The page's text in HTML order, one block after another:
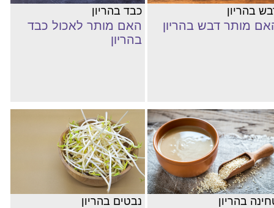
בהריון
מותר דבש בהריון
כבד בהריון
האם מותר לאכול כבד
בהריון
בהריון נבטים בהריון